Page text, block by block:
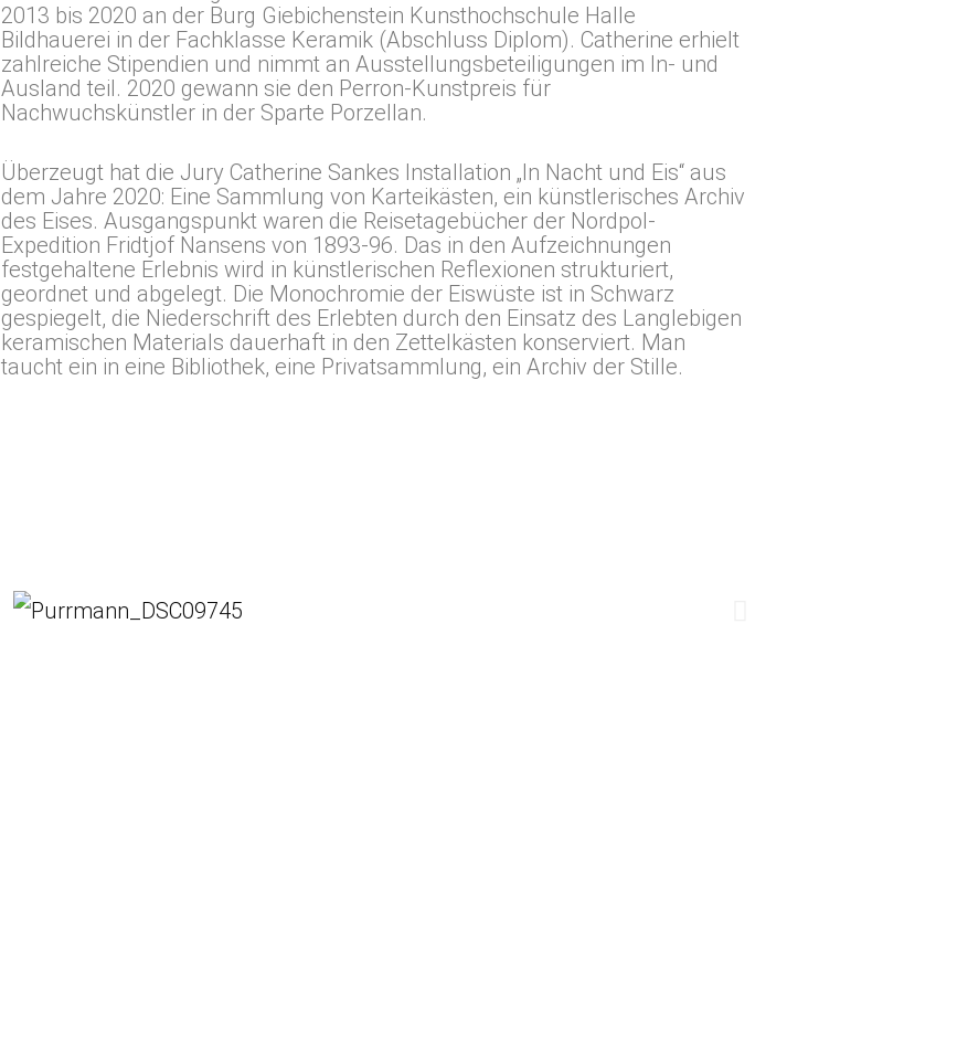
2013 bis 2020 an der Burg Giebichenstein Kunsthochschule Halle
Bildhauerei in der Fachklasse Keramik (Abschluss Diplom). Catherine erhielt
zahlreiche Stipendien und nimmt an Ausstellungsbeteiligungen im In- und
Ausland teil. 2020 gewann sie den Perron-Kunstpreis für
Nachwuchskünstler in der Sparte Porzellan.
Überzeugt hat die Jury Catherine Sankes Installation „In Nacht und Eis“ aus
dem Jahre 2020: Eine Sammlung von Karteikästen, ein künstlerisches Archiv
des Eises. Ausgangspunkt waren die Reisetagebücher der Nordpol-
Expedition Fridtjof Nansens von 1893-96. Das in den Aufzeichnungen
festgehaltene Erlebnis wird in künstlerischen Reflexionen strukturiert,
geordnet und abgelegt. Die Monochromie der Eiswüste ist in Schwarz
gespiegelt, die Niederschrift des Erlebten durch den Einsatz des Langlebigen
keramischen Materials dauerhaft in den Zettelkästen konserviert. Man
taucht ein in eine Bibliothek, eine Privatsammlung, ein Archiv der Stille.